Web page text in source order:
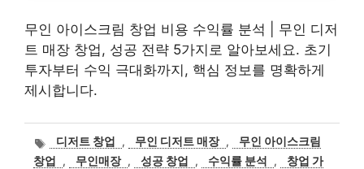
무인 아이스크림 창업 비용 수익률 분석 | 무인 디저
트 매장 창업, 성공 전략 5가지로 알아보세요. 초기
투자부터 수익 극대화까지, 핵심 정보를 명확하게
제시합니다.
태
그
디저트 창업 , 무인 디저트 매장 ,
무인 아이스크림
창업
, 무인매장 , 성공 창업 , 수익률 분석 ,
창업 가